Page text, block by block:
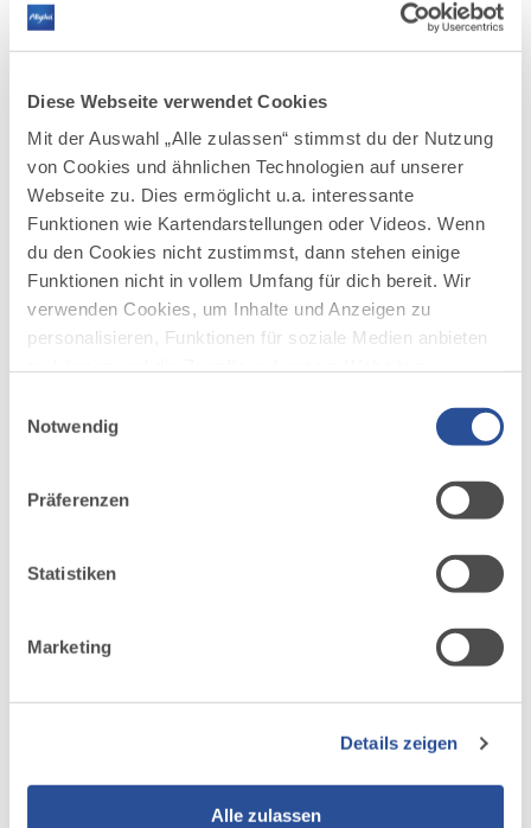
Diese Webseite verwendet Cookies
Mit der Auswahl „Alle zulassen“ stimmst du der Nutzung
von Cookies und ähnlichen Technologien auf unserer
Webseite zu. Dies ermöglicht u.a. interessante
Funktionen wie Kartendarstellungen oder Videos. Wenn
du den Cookies nicht zustimmst, dann stehen einige
Funktionen nicht in vollem Umfang für dich bereit. Wir
verwenden Cookies, um Inhalte und Anzeigen zu
personalisieren, Funktionen für soziale Medien anbieten
deiner Verwendung unserer Website an unsere Partner
möglicherweise mit weiteren Daten zusammen, die du
Nutzung der Dienste gesammelt haben.
Notwendig
Präferenzen
Statistiken
Marketing
Details zeigen
Alle zulassen
Sonderführungen statt. Diese werden jeden
Donnerstag um 16 Uhr von den jungen
eine freiwillige Spende für die Grabungskasse
ist natürlich willkommen.
Termin: SCHAU! Grabung, 22. Juli bis 30.
August 2024, Montag bis Donnerstag von 10
bis 16 Uhr, Freitag 10 bis 12 Uhr
Öffnungszeiten APC: Dienstag bis Sonntag,
10 bis 17 Uhr